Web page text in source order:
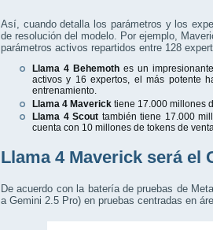
Así, cuando detalla los parámetros y los
de resolución del modelo. Por ejemplo,
parámetros activos repartidos entre 128
Llama 4 Behemoth es un
activos y 16 expertos, el más potente
entrenamiento.
Llama 4 Maverick tiene 17.000 millones
Llama 4 Scout también tiene 17.000
cuenta con 10 millones de tokens de
Llama 4 Maverick será el
De acuerdo con la batería de pruebas de
a Gemini 2.5 Pro) en pruebas centradas en